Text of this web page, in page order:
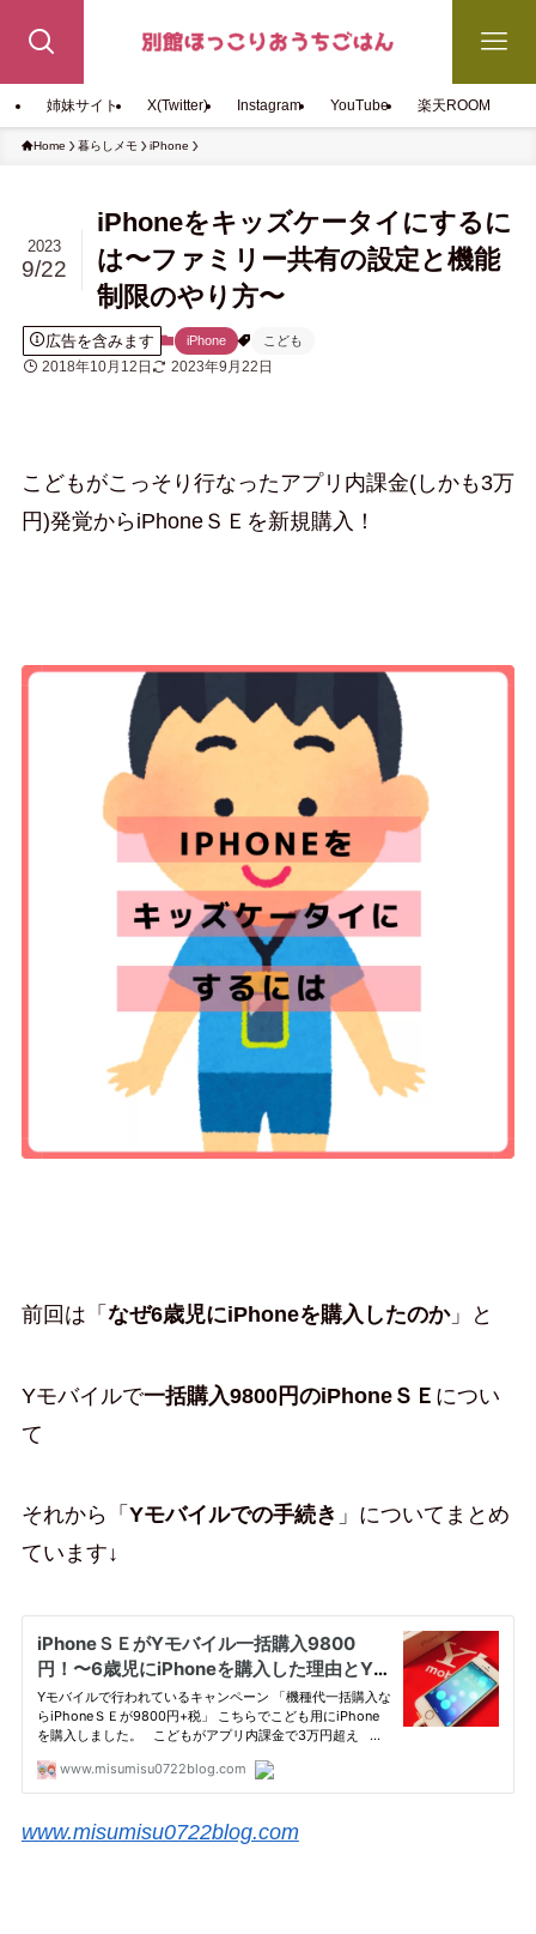
姉妹サイト X(Twitter) Instagram YouTube 楽天ROOM
Home 暮らしメモ iPhone
iPhoneをキッズケータイにするに
は〜ファミリー共有の設定と機能
制限のやり方〜
2023
9/22
広告を含みます iPhone こども
2018年10月12日 2023年9月22日
こどもがこっそり行なったアプリ内課金(しかも3万
円)発覚からiPhoneＳＥを新規購入！
前回は「 なぜ6歳児にiPhoneを購入したのか」と
Yモバイルで一括購入9800円のiPhoneＳＥ につい
て
それから「 Yモバイルでの手続き 」についてまとめ
ています↓
www.misumisu0722blog.com